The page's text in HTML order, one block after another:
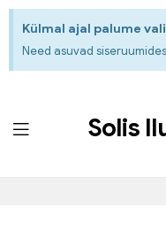
Külmal ajal palume
Need asuvad
Solis